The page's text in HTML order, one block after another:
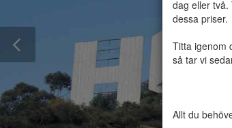
dag eller
dessa priser.
Titta igenom
så tar vi
Allt du